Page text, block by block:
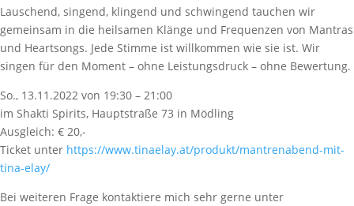
Lauschend, singend, klingend und schwingend tauchen wir
gemeinsam in die heilsamen Klänge und Frequenzen von Mantras
und Heartsongs. Jede Stimme ist willkommen wie sie ist. Wir
singen für den Moment – ohne Leistungsdruck – ohne Bewertung.
So., 13.11.2022 von 19:30 – 21:00
im Shakti Spirits, Hauptstraße 73 in Mödling
Ausgleich: € 20,-
Ticket unter https://www.tinaelay.at/produkt/mantrenabend-mit-
tina-elay/
Bei weiteren Frage kontaktiere mich sehr gerne unter